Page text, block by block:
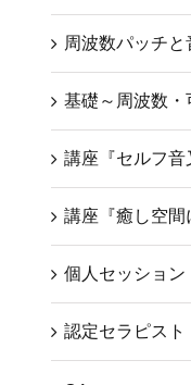
周波数パッチと
基礎～周波数・
講座『セルフ音
講座『癒し空間
個人セッション
認定セラピスト